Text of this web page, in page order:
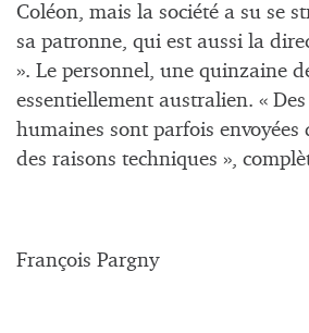
Coléon, mais la société a su se
sa patronne, qui est aussi la
». Le personnel, une quinzaine
essentiellement australien. « Des
humaines sont parfois envoyées
des raisons techniques »,
François Pargny